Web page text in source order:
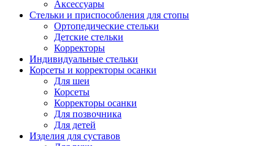
Аксессуары
Стельки и приспособления для стопы
Ортопедические стельки
Детские стельки
Корректоры
Индивидуальные стельки
Корсеты и корректоры осанки
Для шеи
Корсеты
Корректоры осанки
Для позвочника
Для детей
Изделия для суставов